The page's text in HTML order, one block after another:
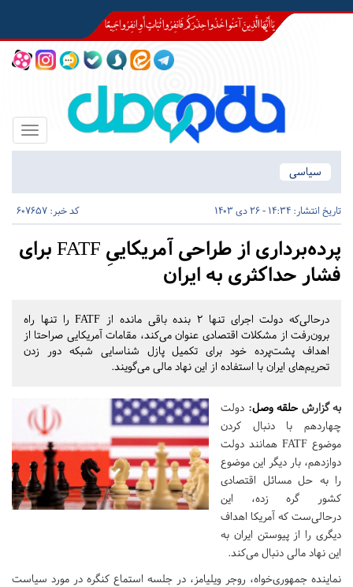
Toggle
سیاسی
تاریخ انتشار: 14:34 - 26 دی 1403 کد خبر: 607657
پرده‌برداری از طراحی آمریکاییِ FATF برای
فشار حداکثری به ایران
درحالی‌که دولت اجرای تنها ۲ بنده باقی مانده از FATF را تنها راه
برون‌رفت از مشکلات اقتصادی عنوان می‌کند، مقامات آمریکایی صراحتا از
اهداف پشت‌پرده خود برای تکمیل پازل شناسایی شبکه دور زدن
تحریم‌های ایران با استفاده از این نهاد مالی می‌گویند.
به گزارش حلقه وصل: دولت
چهاردهم با دنبال کردن
موضوع FATF همانند دولت
دوازدهم، بار دیگر این موضوع
را به حل مسائل اقتصادی
کشور گره زده، این
درحالی‌ست که آمریکا اهداف
دیگری را از پیوستن ایران به
این نهاد مالی دنبال می‌کند.
نماینده جمهوری‌خواه، روجر ویلیامز، در جلسه استماع کنگره در مورد سیاست